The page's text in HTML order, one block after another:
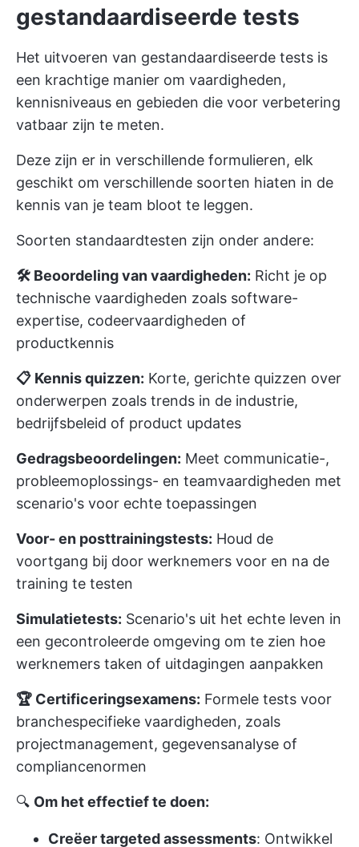
gestandaardiseerde tests
Het uitvoeren van gestandaardiseerde tests is
een krachtige manier om vaardigheden,
kennisniveaus en gebieden die voor verbetering
vatbaar zijn te meten.
Deze zijn er in verschillende formulieren, elk
geschikt om verschillende soorten hiaten in de
kennis van je team bloot te leggen.
Soorten standaardtesten zijn onder andere:
🛠️ Beoordeling van vaardigheden: Richt je op
technische vaardigheden zoals software-
expertise, codeervaardigheden of
productkennis
📋 Kennis quizzen: Korte, gerichte quizzen over
onderwerpen zoals trends in de industrie,
bedrijfsbeleid of product updates
Gedragsbeoordelingen: Meet communicatie-,
probleemoplossings- en teamvaardigheden met
scenario's voor echte toepassingen
Voor- en posttrainingstests: Houd de
voortgang bij door werknemers voor en na de
training te testen
Simulatietests: Scenario's uit het echte leven in
een gecontroleerde omgeving om te zien hoe
werknemers taken of uitdagingen aanpakken
🏆 Certificeringsexamens: Formele tests voor
branchespecifieke vaardigheden, zoals
projectmanagement, gegevensanalyse of
compliancenormen
🔍 Om het effectief te doen:
Creëer targeted assessments: Ontwikkel